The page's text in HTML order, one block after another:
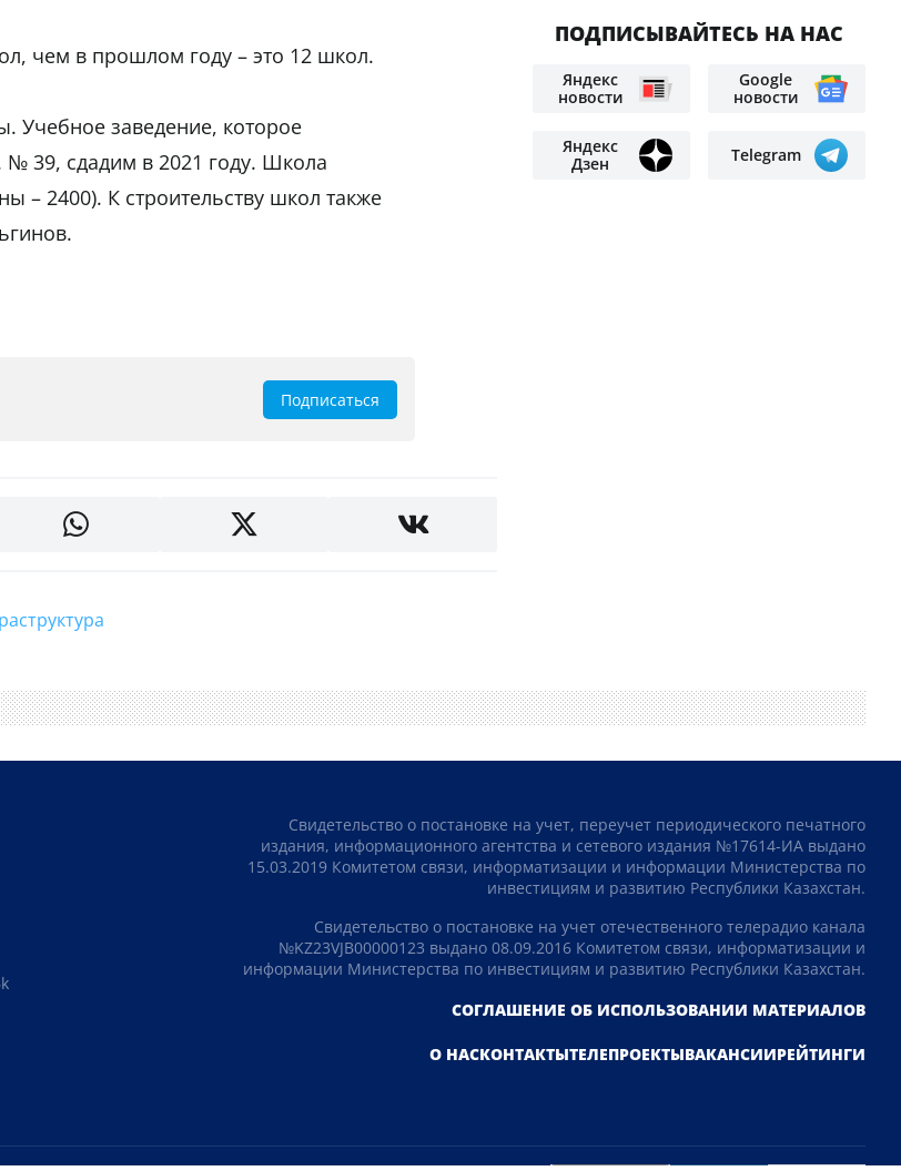
чем в прошлом году – это 12 школ.
Учебное заведение, которое
39, сдадим в 2021 году. Школа
– 2400). К строительству школ также
Подписаться
ПОДПИСЫВАЙТЕСЬ НА НАС
Яндекс
новости
Google
новости
Яндекс
Дзен
Telegram
Свидетельство о постановке на учет, переучет периодического печатного
издания, информационного агентства и сетевого издания №17614-ИА выдано
15.03.2019 Комитетом связи, информатизации и информации Министерства по
инвестициям и развитию Республики Казахстан.
Свидетельство о постановке на учет отечественного телерадио канала
№KZ23VJB00000123 выдано 08.09.2016 Комитетом связи, информатизации и
информации Министерства по инвестициям и развитию Республики Казахстан.
СОГЛАШЕНИЕ ОБ ИСПОЛЬЗОВАНИИ МАТЕРИАЛОВ
О НАСКОНТАКТЫТЕЛЕПРОЕКТЫВАКАНСИИРЕЙТИНГИ